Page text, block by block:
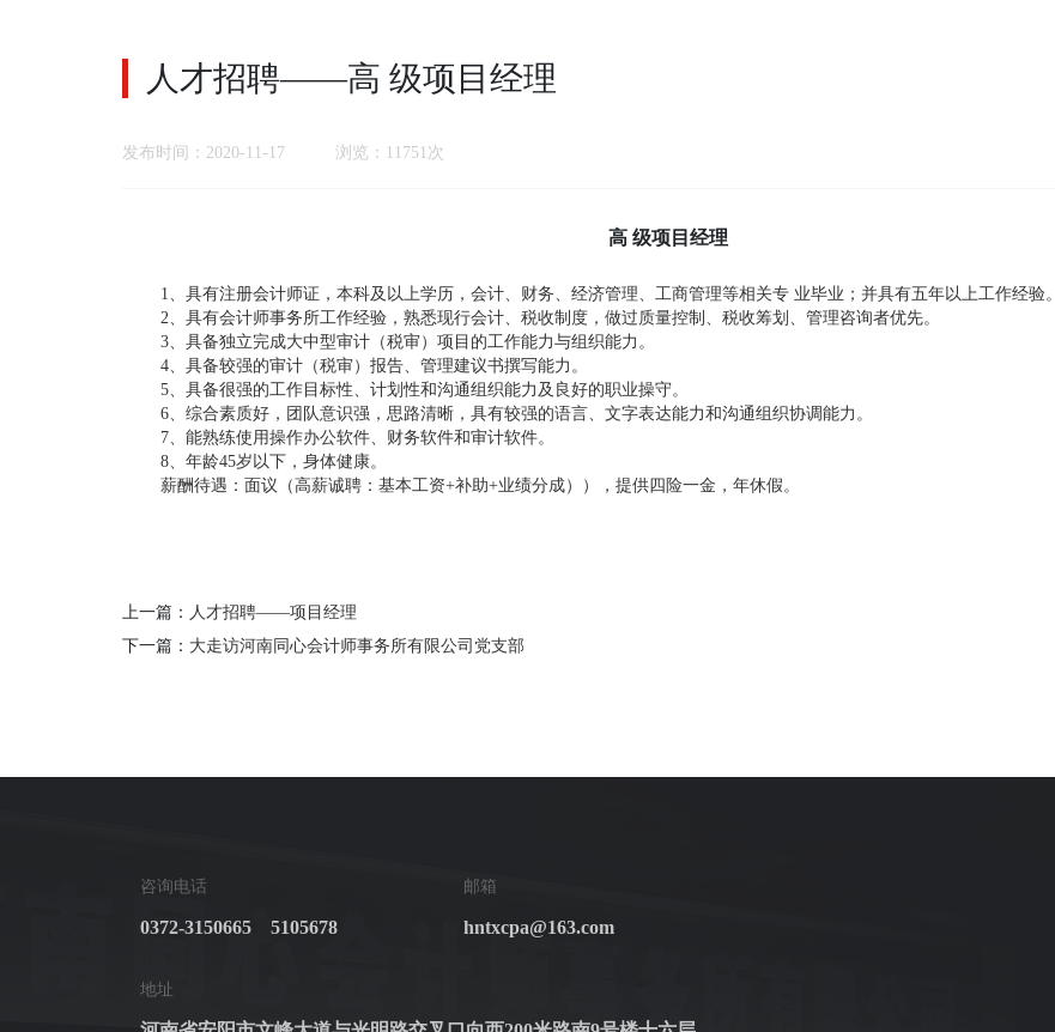
人才招聘——高 级项目经理
发布时间：2020-11-17 浏览：11751次
高 级项目经理
1、具有注册会计师证，本科及以上学历，会计、财务、经济管理、工商管理等相关专 业毕业；并具有五年以上工作经验。
2、具有会计师事务所工作经验，熟悉现行会计、税收制度，做过质量控制、税收筹划、管理咨询者优先。
3、具备独立完成大中型审计（税审）项目的工作能力与组织能力。
4、具备较强的审计（税审）报告、管理建议书撰写能力。
5、具备很强的工作目标性、计划性和沟通组织能力及良好的职业操守。
6、综合素质好，团队意识强，思路清晰，具有较强的语言、文字表达能力和沟通组织协调能力。
7、能熟练使用操作办公软件、财务软件和审计软件。
8、年龄45岁以下，身体健康。
薪酬待遇：面议（高薪诚聘： 基本工资+补助+业绩分成） ），提供四险一金，年休假。
上一篇： 人才招聘——项目经理
下一篇： 大走访河南同心会计师事务所有限公司党支部
咨询电话
0372-3150665 5105678
邮箱
hntxcpa@163.com
地址